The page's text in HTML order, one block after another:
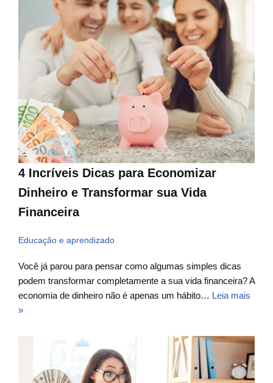
4 Incríveis Dicas para Economizar
Dinheiro e Transformar sua Vida
Financeira
Educação e aprendizado
Você já parou para pensar como algumas simples dicas
podem transformar completamente a sua vida financeira? A
economia de dinheiro não é apenas um hábito… Leia mais
»